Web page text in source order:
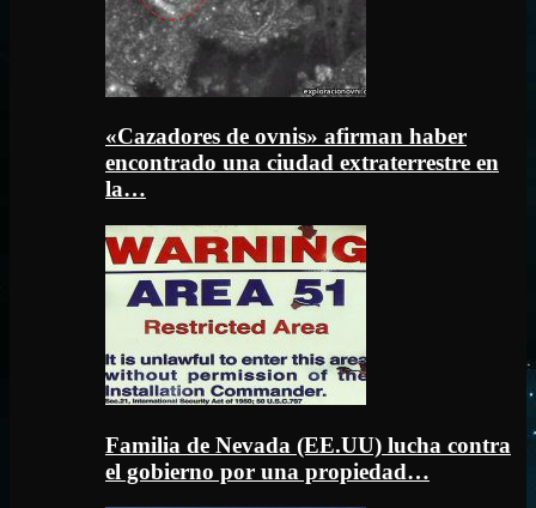
«Cazadores de ovnis» afirman haber
encontrado una ciudad extraterrestre en
la…
Familia de Nevada (EE.UU) lucha contra
el gobierno por una propiedad…